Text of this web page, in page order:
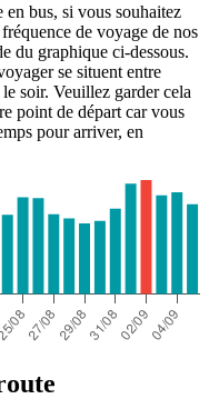
bus, si vous souhaitez
de voyage de nos
du graphique ci-dessous.
se situent entre
soir. Veuillez garder cela
point de départ car vous
pour arriver, en